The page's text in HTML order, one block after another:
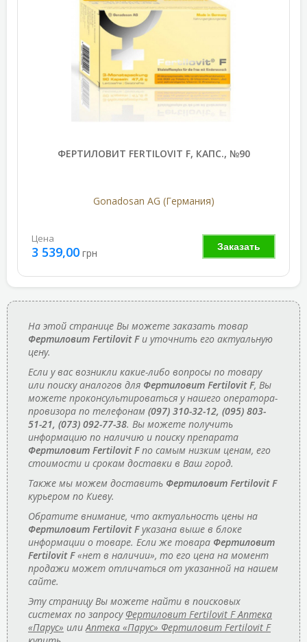
ФЕРТИЛОВИТ FERTILOVIT F, КАПС., №90
Gonadosan AG (Германия)
Заказать
Цена
3 539,00 грн
На этой странице Вы можете заказать товар
Фертиловит Fertilovit Fи уточнить его актуальную
цену.
Если у вас возникли какие-либо вопросы по товару
или поиску аналогов для Фертиловит Fertilovit F, Вы
можете проконсультироваться у нашего оператора-
провизора по телефонам (097) 310-32-12, (095) 803-
51-21, (073) 092-77-38. Вы можете получить
информацию по наличию и поиску препарата
Фертиловит Fertilovit Fпо самым низким ценам, его
стоимости и срокам доставки в Ваш город.
Также мы можем доставить Фертиловит Fertilovit F
курьером по Киеву.
Обратите внимание, что актуальность цены на
Фертиловит Fertilovit Fуказана выше в блоке
информации о товаре. Если же товара Фертиловит
Fertilovit F«нет в наличии», то его цена на момент
продажи может отличаться от указанной на нашем
сайте.
Эту страницу Вы можете найти в поисковых
системах по запросу Фертиловит Fertilovit F Аптека
«Парус» илиАптека «Парус» Фертиловит Fertilovit F